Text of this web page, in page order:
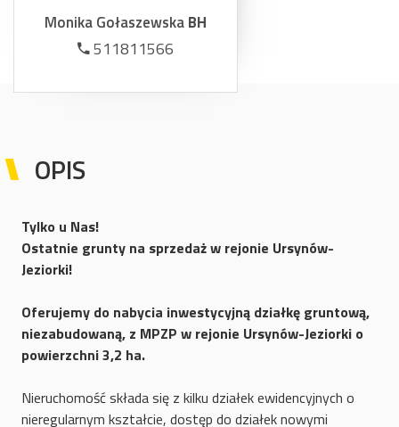
Monika GołaszewskaBH
511811566
OPIS
Tylko u Nas!
Ostatnie grunty na sprzedaż w rejonie Ursynów-
Jeziorki!
Oferujemy do nabycia inwestycyjną działkę gruntową,
niezabudowaną, z MPZP w rejonie Ursynów-Jeziorki o
powierzchni 3,2 ha.
Nieruchomość składa się z kilku działek ewidencyjnych o
nieregularnym kształcie, dostęp do działek nowymi